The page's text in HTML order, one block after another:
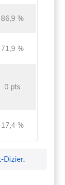
86,9 %
71,9 %
0 pts
17,4 %
Dizier.